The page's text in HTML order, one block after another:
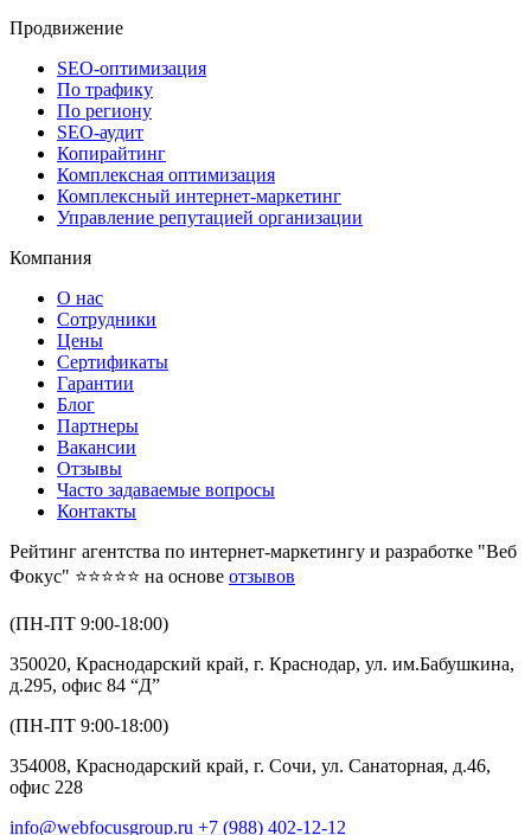
Продвижение
SEO-оптимизация
По трафику
По региону
SEO-аудит
Копирайтинг
Комплексная оптимизация
Комплексный интернет-маркетинг
Управление репутацией организации
Компания
О нас
Сотрудники
Цены
Сертификаты
Гарантии
Блог
Партнеры
Вакансии
Отзывы
Часто задаваемые вопросы
Контакты
Рейтинг агентства по интернет-маркетингу и разработке "Веб
Фокус" ⭐⭐⭐⭐⭐ на основе отзывов
(ПН-ПТ 9:00-18:00)
350020, Краснодарский край, г. Краснодар, ул. им.Бабушкина,
д.295, офис 84 “Д”
(ПН-ПТ 9:00-18:00)
354008, Краснодарский край, г. Сочи, ул. Санаторная, д.46,
офис 228
info@webfocusgroup.ru +7 (988) 402-12-12